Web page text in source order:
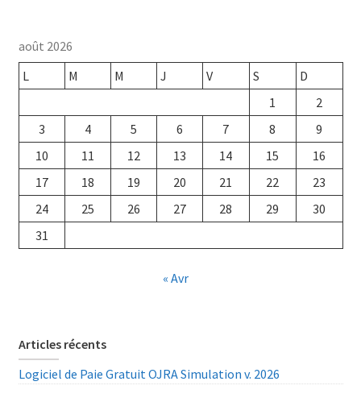
août 2026
L
M M J V S
D
1
2
3
4 5 6 7 8
9
10
11 12 13 14 15
16
17
18 19 20 21 22
23
24
25 26 27 28 29
30
31
« Avr
Articles récents
Logiciel de Paie Gratuit OJRA Simulation v. 2026